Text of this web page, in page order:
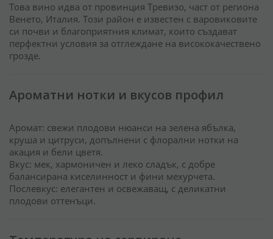
Това вино идва от провинция Тревизо, част от региона
Венето, Италия. Този район е известен с варовиковите
си почви и благоприятния климат, които създават
перфектни условия за отглеждане на висококачествено
грозде.
Ароматни нотки и вкусов профил
Аромат: свежи плодови нюанси на зелена ябълка,
круша и цитруси, допълнени с флорални нотки на
акация и бели цветя.
Вкус: мек, хармоничен и леко сладък, с добре
балансирана киселинност и фини мехурчета.
Послевкус: елегантен и освежаващ, с деликатни
плодови оттенъци.